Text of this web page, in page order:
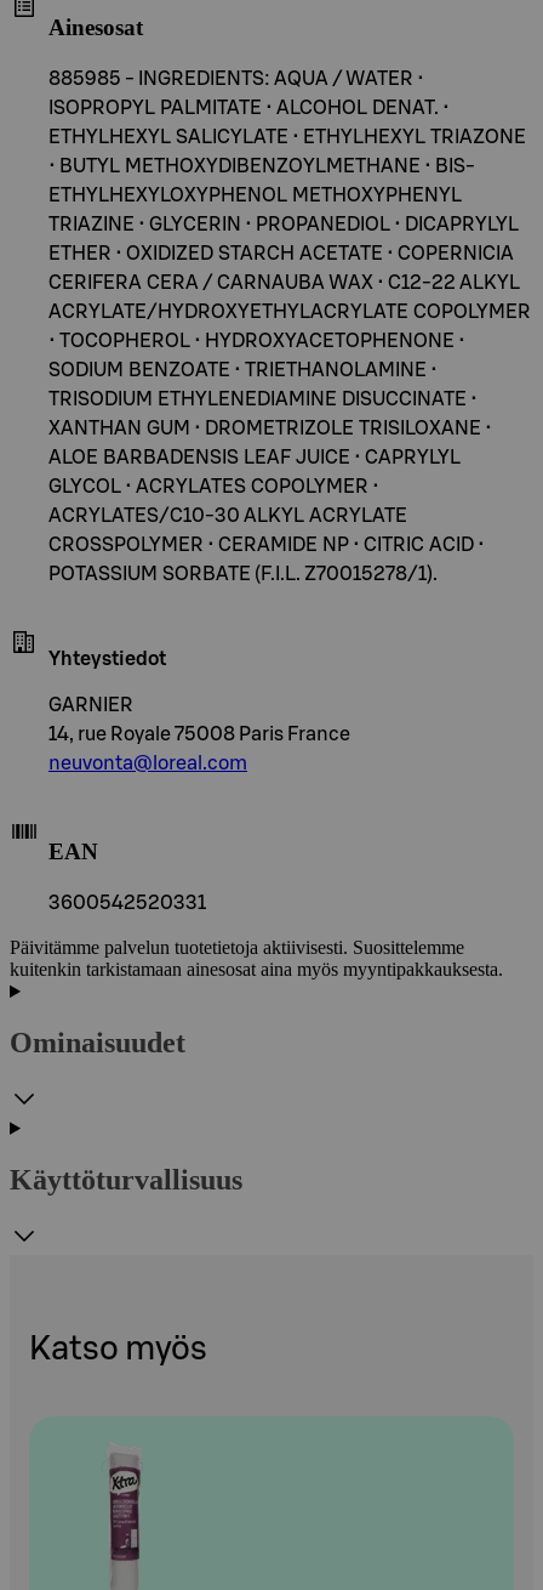
Ainesosat
885985 - INGREDIENTS: AQUA / WATER •
ISOPROPYL PALMITATE • ALCOHOL DENAT. •
ETHYLHEXYL SALICYLATE • ETHYLHEXYL TRIAZONE
• BUTYL METHOXYDIBENZOYLMETHANE • BIS-
ETHYLHEXYLOXYPHENOL METHOXYPHENYL
TRIAZINE • GLYCERIN • PROPANEDIOL • DICAPRYLYL
ETHER • OXIDIZED STARCH ACETATE • COPERNICIA
CERIFERA CERA / CARNAUBA WAX • C12-22 ALKYL
ACRYLATE/HYDROXYETHYLACRYLATE COPOLYMER
• TOCOPHEROL • HYDROXYACETOPHENONE •
SODIUM BENZOATE • TRIETHANOLAMINE •
TRISODIUM ETHYLENEDIAMINE DISUCCINATE •
XANTHAN GUM • DROMETRIZOLE TRISILOXANE •
ALOE BARBADENSIS LEAF JUICE • CAPRYLYL
GLYCOL • ACRYLATES COPOLYMER •
ACRYLATES/C10-30 ALKYL ACRYLATE
CROSSPOLYMER • CERAMIDE NP • CITRIC ACID •
POTASSIUM SORBATE (F.I.L. Z70015278/1).
Yhteystiedot
GARNIER
14, rue Royale 75008 Paris France
neuvonta@loreal.com
EAN
3600542520331
Päivitämme palvelun tuotetietoja aktiivisesti. Suosittelemme
kuitenkin tarkistamaan ainesosat aina myös myyntipakkauksesta.
Ominaisuudet
Käyttöturvallisuus
Katso myös